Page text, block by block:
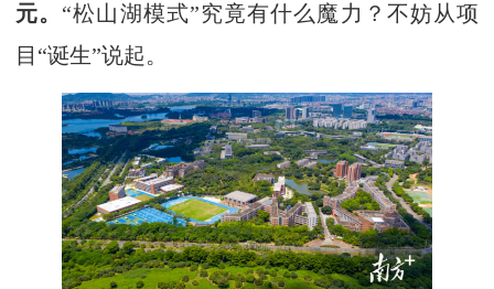
元。 “松山湖模式”究竟有什么魔力？不妨从项
目“诞生”说起。